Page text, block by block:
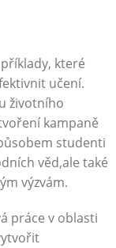
které
učení.
životního
kampaně
⁣studenti
věd,ale také
výzvám.
práce v oblasti